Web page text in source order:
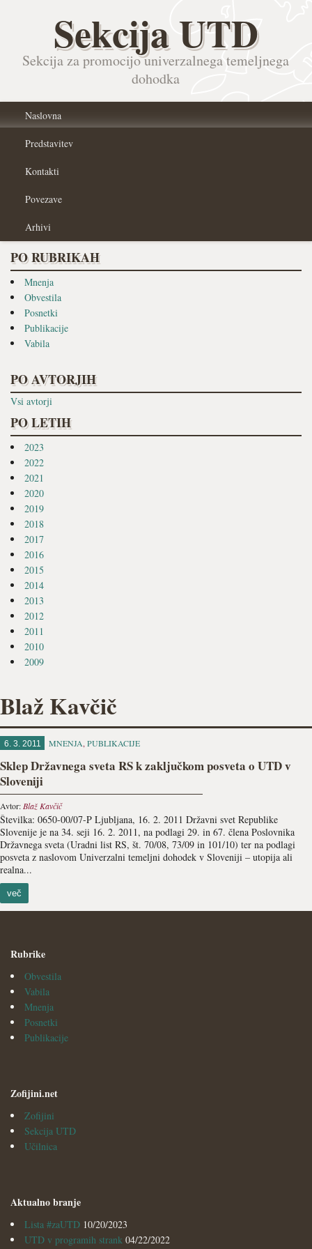
Sekcija UTD
Sekcija za promocijo univerzalnega temeljnega
dohodka
Naslovna
Predstavitev
Kontakti
Povezave
Arhivi
PO RUBRIKAH
Mnenja
Obvestila
Posnetki
Publikacije
Vabila
PO AVTORJIH
Vsi avtorji
PO LETIH
2023
2022
2021
2020
2019
2018
2017
2016
2015
2014
2013
2012
2011
2010
2009
Blaž Kavčič
6. 3. 2011 MNENJA, PUBLIKACIJE
Sklep Državnega sveta RS k zaključkom posveta o UTD v
Sloveniji
Avtor: Blaž Kavčič
Številka: 0650-00/07-P Ljubljana, 16. 2. 2011 Državni svet Republike
Slovenije je na 34. seji 16. 2. 2011, na podlagi 29. in 67. člena Poslovnika
Državnega sveta (Uradni list RS, št. 70/08, 73/09 in 101/10) ter na podlagi
posveta z naslovom Univerzalni temeljni dohodek v Sloveniji – utopija ali
realna...
več
Rubrike
Obvestila
Vabila
Mnenja
Posnetki
Publikacije
Zofijini.net
Zofijini
Sekcija UTD
Učilnica
Aktualno branje
Lista #zaUTD 10/20/2023
UTD v programih strank 04/22/2022